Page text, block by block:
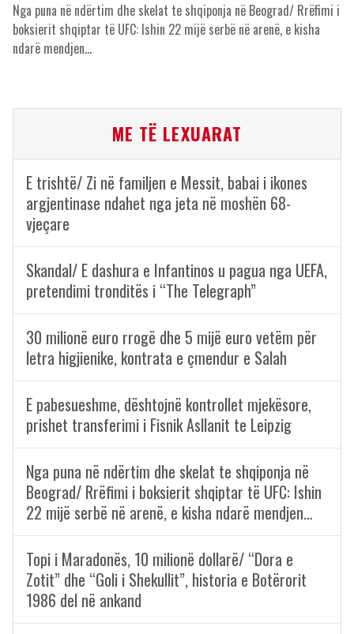
Nga puna në ndërtim dhe skelat te shqiponja në Beograd/ Rrëfimi i
boksierit shqiptar të UFC: Ishin 22 mijë serbë në arenë, e kisha
ndarë mendjen…
ME TË LEXUARAT
E trishtë/ Zi në familjen e Messit, babai i ikones
argjentinase ndahet nga jeta në moshën 68-
vjeçare
Skandal/ E dashura e Infantinos u pagua nga UEFA,
pretendimi tronditës i “The Telegraph”
30 milionë euro rrogë dhe 5 mijë euro vetëm për
letra higjienike, kontrata e çmendur e Salah
E pabesueshme, dështojnë kontrollet mjekësore,
prishet transferimi i Fisnik Asllanit te Leipzig
Nga puna në ndërtim dhe skelat te shqiponja në
Beograd/ Rrëfimi i boksierit shqiptar të UFC: Ishin
22 mijë serbë në arenë, e kisha ndarë mendjen…
Topi i Maradonës, 10 milionë dollarë/ “Dora e
Zotit” dhe “Goli i Shekullit”, historia e Botërorit
1986 del në ankand